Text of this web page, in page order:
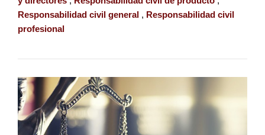
Responsabilidad civil general , Responsabilidad civil
profesional